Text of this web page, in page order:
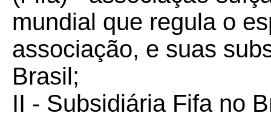
mundial que regula o
associação, e suas
Brasil;
II - Subsidiária Fifa no